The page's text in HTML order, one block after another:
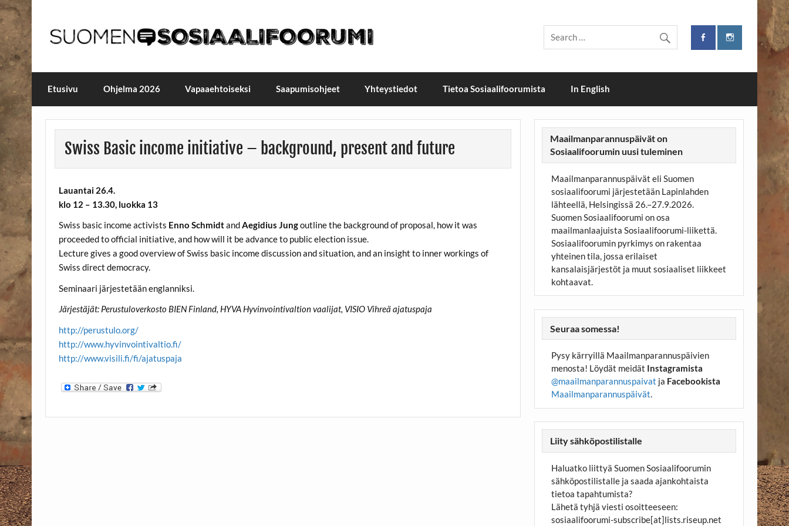
Skip
to
content
Maailmanparannuspäivät / Suomen Sosiaalifoorumi
Maailmanparannuspäivät Lapinlahden Lähteellä, Helsingissä 26.–27.9.2026
Etusivu Ohjelma 2026 Vapaaehtoiseksi Saapumisohjeet Yhteystiedot Tietoa Sosiaalifoorumista In English
Swiss Basic income initiative – background, present and future
Lauantai 26.4.
klo 12 – 13.30, luokka 13
Swiss basic income activists Enno SchmidtandAegidius Jungoutline the background of proposal, how it was
proceeded to official initiative, and how will it be advance to public election issue.
Lecture gives a good overview of Swiss basic income discussion and situation, and an insight to inner workings of
Swiss direct democracy.
Seminaari järjestetään englanniksi.
Järjestäjät: Perustuloverkosto BIEN Finland, HYVA Hyvinvointivaltion vaalijat, VISIO Vihreä ajatuspaja
http://perustulo.org/
http://www.hyvinvointivaltio.fi/
http://www.visili.fi/fi/ajatuspaja
Maailmanparannuspäivät on
Sosiaalifoorumin uusi tuleminen
Maailmanparannuspäivät eli Suomen
sosiaalifoorumi järjestetään Lapinlahden
lähteellä, Helsingissä 26.–27.9.2026.
Suomen Sosiaalifoorumi on osa
maailmanlaajuista Sosiaalifoorumi-liikettä.
Sosiaalifoorumin pyrkimys on rakentaa
yhteinen tila, jossa erilaiset
kansalaisjärjestöt ja muut sosiaaliset liikkeet
kohtaavat.
Seuraa somessa!
Pysy kärryillä Maailmanparannuspäivien
menosta! Löydät meidät Instagramista
@maailmanparannuspaivat ja Facebookista
Maailmanparannuspäivät.
Liity sähköpostilistalle
Haluatko liittyä Suomen Sosiaalifoorumin
sähköpostilistalle ja saada ajankohtaista
tietoa tapahtumista?
Lähetä tyhjä viesti osoitteeseen:
sosiaalifoorumi-subscribe[at]lists.riseup.net